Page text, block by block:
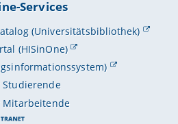
Services
(Universitätsbibliothek)
(HISinOne)
Studierende
Mitarbeitende